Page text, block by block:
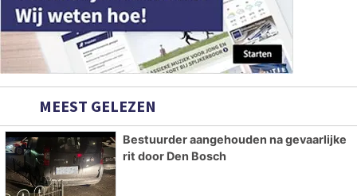
MEEST GELEZEN
Bestuurder aangehouden na gevaarlijke
rit door Den Bosch